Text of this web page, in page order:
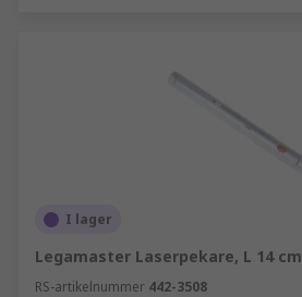
I lager
Legamaster Laserpekare, L 14 cm
RS-artikelnummer 442-3508